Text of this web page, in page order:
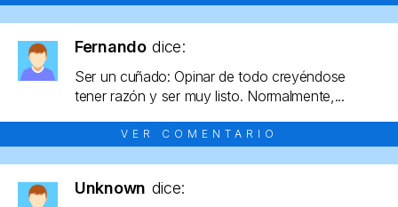
Fernando dice:
Ser un cuñado: Opinar de todo creyéndose
tener razón y ser muy listo. Normalmente,...
VER COMENTARIO
Unknown dice: